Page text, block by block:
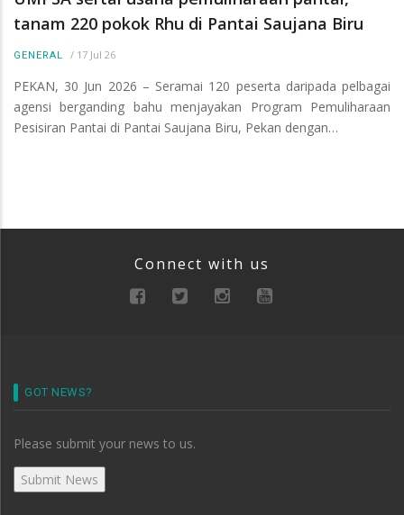
tanam 220 pokok Rhu di Pantai Saujana Biru
GENERAL / 17 Jul 26
PEKAN, 30 Jun 2026 – Seramai 120 peserta daripada pelbagai
agensi berganding bahu menjayakan Program Pemuliharaan
Pesisiran Pantai di Pantai Saujana Biru, Pekan dengan…
Connect with us
GOT NEWS?
Please submit your news to us.